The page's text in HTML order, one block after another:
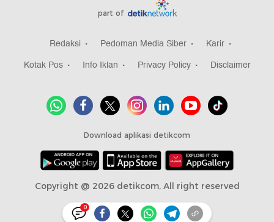
0
part of
Redaksi Pedoman Media Siber
Karir
Kotak Pos
Info Iklan Privacy Policy Disclaimer
Download aplikasi detikcom
Copyright @ 2026 detikcom, All right reserved